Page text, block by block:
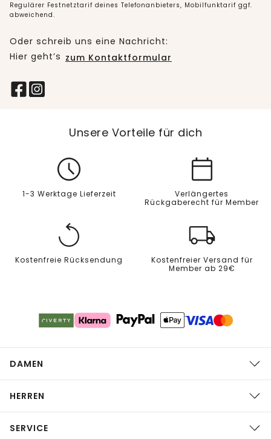
Regulärer Festnetztarif deines Telefonanbieters, Mobilfunktarif ggf.
abweichend.
Oder schreib uns eine Nachricht:
Hier geht’s zum Kontaktformular
Unsere Vorteile für dich
1-3 Werktage Lieferzeit
Verlängertes
Rückgaberecht für Member
Kostenfreie Rücksendung
Kostenfreier Versand für
Member ab 29€
DAMEN
HERREN
SERVICE